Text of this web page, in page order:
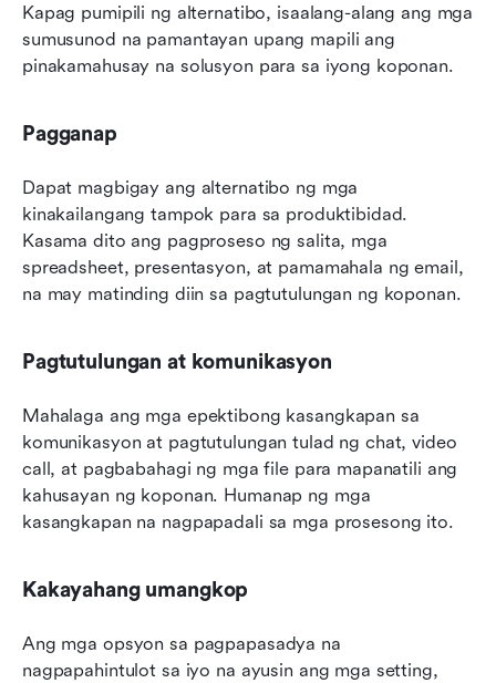
Kapag pumipili ng alternatibo, isaalang-alang ang mga
sumusunod na pamantayan upang mapili ang
pinakamahusay na solusyon para sa iyong koponan.
Pagganap
Dapat magbigay ang alternatibo ng mga
kinakailangang tampok para sa produktibidad.
Kasama dito ang pagproseso ng salita, mga
spreadsheet, presentasyon, at pamamahala ng email,
na may matinding diin sa pagtutulungan ng koponan.
Pagtutulungan at komunikasyon
Mahalaga ang mga epektibong kasangkapan sa
komunikasyon at pagtutulungan tulad ng chat, video
call, at pagbabahagi ng mga file para mapanatili ang
kahusayan ng koponan. Humanap ng mga
kasangkapan na nagpapadali sa mga prosesong ito.
Kakayahang umangkop
Ang mga opsyon sa pagpapasadya na
nagpapahintulot sa iyo na ayusin ang mga setting,